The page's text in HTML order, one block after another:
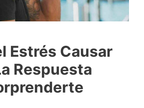
Estrés Causar
Respuesta